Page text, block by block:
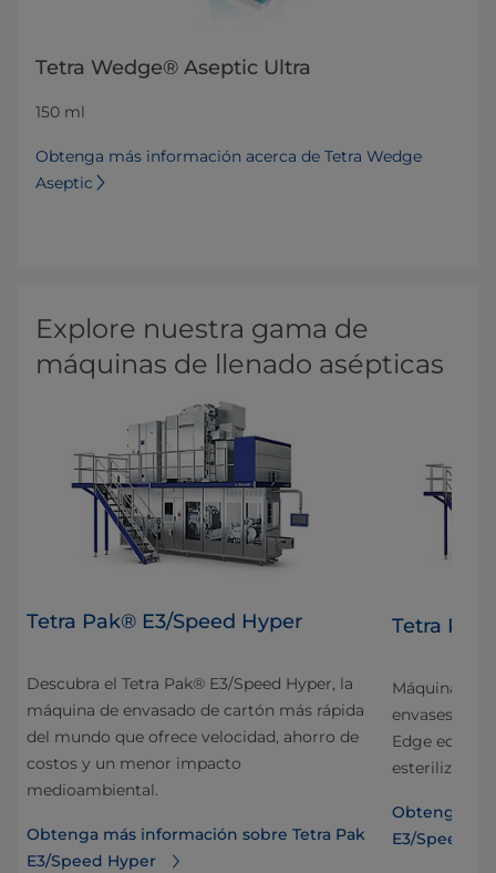
Tetra Wedge® Aseptic Ultra
150 ml
Obtenga más información acerca de Tetra Wedge
Aseptic
Explore nuestra gama de
máquinas de llenado asépticas
Tetra Pak® E3/Speed Hyper
Descubra el Tetra Pak® E3/Speed Hyper, la
máquina de envasado de cartón más rápida
del mundo que ofrece velocidad, ahorro de
costos y un menor impacto
medioambiental.
Obtenga más información sobre Tetra Pak
E3/Speed Hyper
Tetra
Máquina de
envases de
Edge
Obtenga
E3/Speed